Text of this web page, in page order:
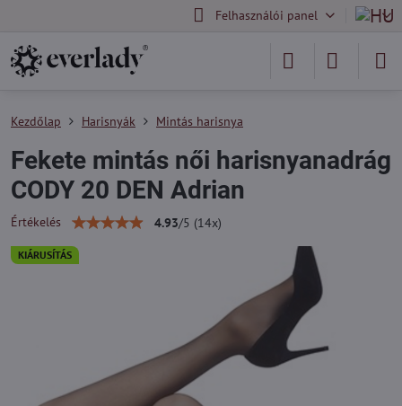
Felhasználói panel
KIÁRUSÍTÁS
Kezdőlap Harisnyák Mintás harisnya
Fekete mintás női harisnyanadrág
CODY 20 DEN Adrian
Értékelés 4.93/5 (14x)